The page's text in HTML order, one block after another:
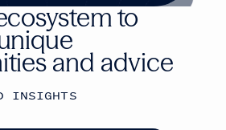
to
and advice
INSIGHTS